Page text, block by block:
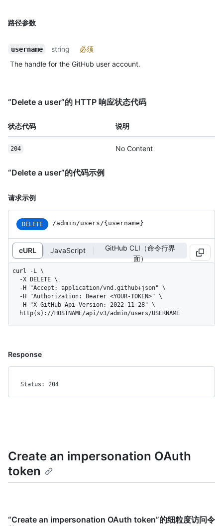
路径参数
username string
必须
The handle for the GitHub user account.
“Delete a user”的 HTTP 响应状态代码
状态代码 说明
204 No Content
“Delete a user”的代码示例
请求示例
DELETE /admin/users/{username}
cURL JavaScript
GitHub CLI（命令行界
面）
curl -L \
  http(s)://HOSTNAME/api/v3/admin/users/USERNAME
Response
Status: 204
Create an impersonation OAuth
token
“Create an impersonation OAuth token”的细粒度访问令